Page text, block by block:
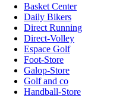
Basket Center
Daily Bikers
Direct Running
Direct-Volley
Espace Golf
Foot-Store
Galop-Store
Golf and co
Handball-Store